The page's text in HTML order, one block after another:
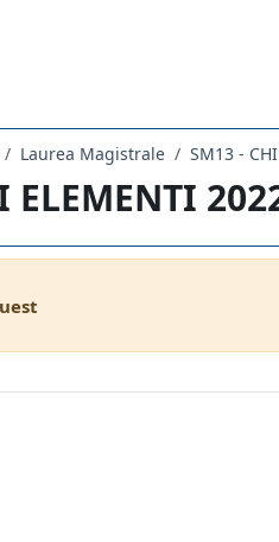
Laurea Magistrale SM13 -
ELEMENTI